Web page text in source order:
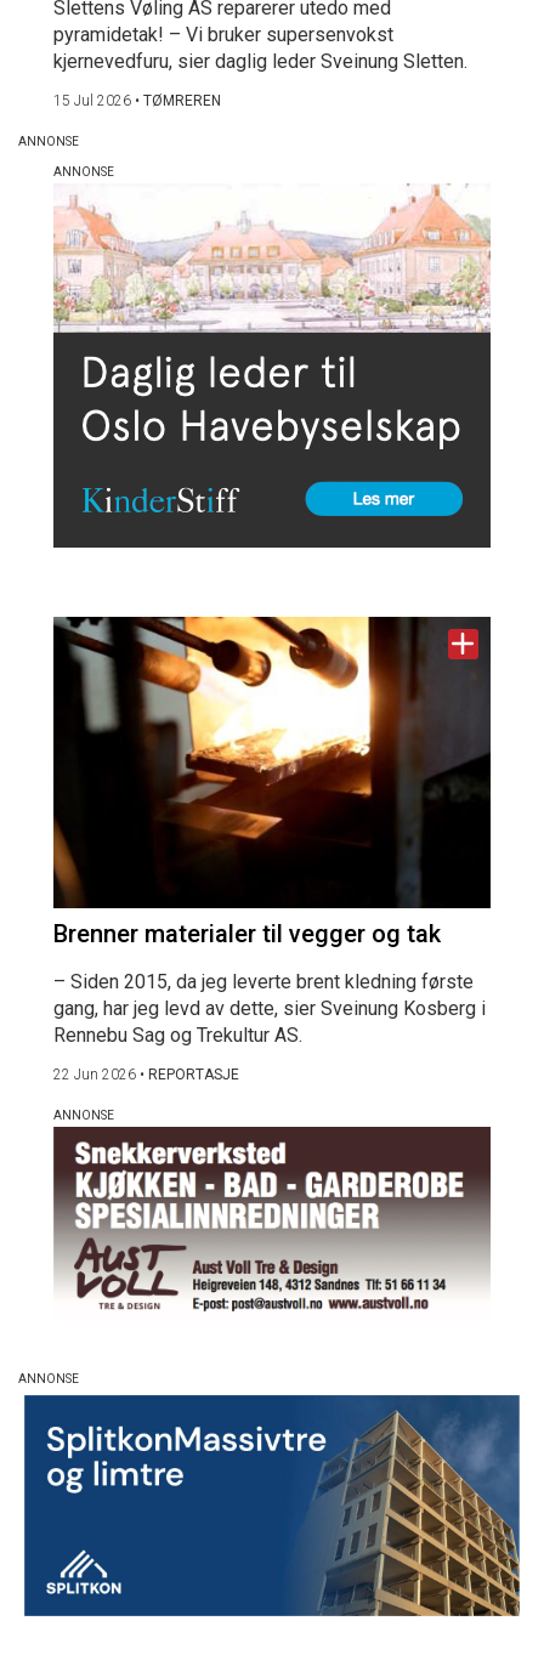
Slettens Vøling AS reparerer utedo med
pyramidetak! – Vi bruker supersenvokst
kjernevedfuru, sier daglig leder Sveinung Sletten.
15 Jul 2026 • TØMREREN
Brenner materialer til vegger og tak
– Siden 2015, da jeg leverte brent kledning første
gang, har jeg levd av dette, sier Sveinung Kosberg i
Rennebu Sag og Trekultur AS.
22 Jun 2026 • REPORTASJE